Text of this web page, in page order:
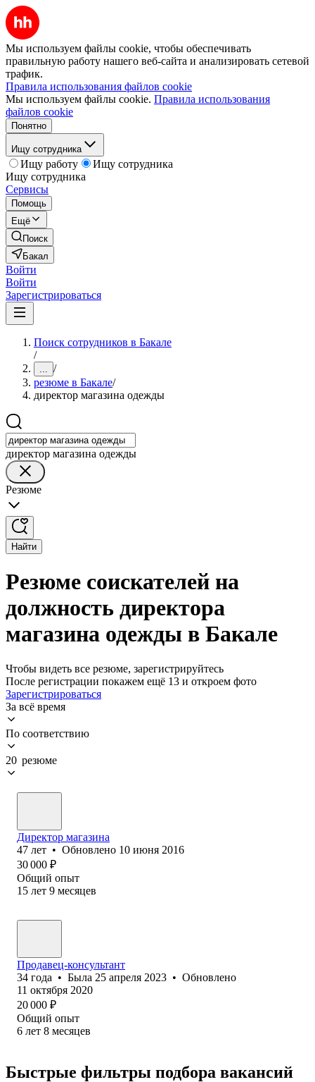
Мы используем файлы cookie, чтобы обеспечивать
правильную работу нашего веб-сайта и анализировать сетевой
трафик.
Правила использования файлов cookie
Мы используем файлы cookie. Правила использования
файлов cookie
Понятно
Ищу сотрудника
Ищу работу
Ищу сотрудника
Ищу сотрудника
Сервисы
Помощь
Ещё
Поиск
Бакал
Войти
Войти
Зарегистрироваться
Поиск сотрудников в Бакале
/
... /
резюме в Бакале/
директор магазина одежды
директор магазина одежды
Резюме
Найти
Резюме соискателей на
должность директора
магазина одежды в Бакале
Чтобы видеть все резюме, зарегистрируйтесь
После регистрации покажем ещё 13 и откроем фото
Зарегистрироваться
За всё время
По соответствию
20 резюме
Директор магазина
47 лет • Обновлено 10 июня 2016
30 000 ₽
Общий опыт
15 лет 9 месяцев
Продавец-консультант
34 года • Была 25 апреля 2023 • Обновлено
11 октября 2020
20 000 ₽
Общий опыт
6 лет 8 месяцев
Быстрые фильтры подбора вакансий